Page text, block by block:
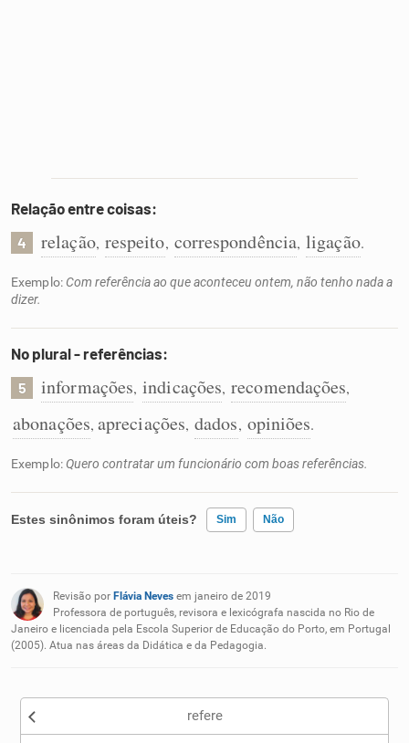
Relação entre coisas:
4 relação, respeito, correspondência, ligação.
Exemplo: Com referência ao que aconteceu ontem, não tenho nada a
dizer.
No plural - referências:
5 informações, indicações, recomendações,
abonações, apreciações, dados, opiniões.
Exemplo:Quero contratar um funcionário com boas referências.
Estes sinônimos foram úteis? Sim Não
Nenhum dos sinônimos apresentados me ajudou
Outro
Revisão por Flávia Neves em janeiro de 2019
Professora de português, revisora e lexicógrafa nascida no Rio de
Janeiro e licenciada pela Escola Superior de Educação do Porto, em Portugal
(2005). Atua nas áreas da Didática e da Pedagogia.
refere